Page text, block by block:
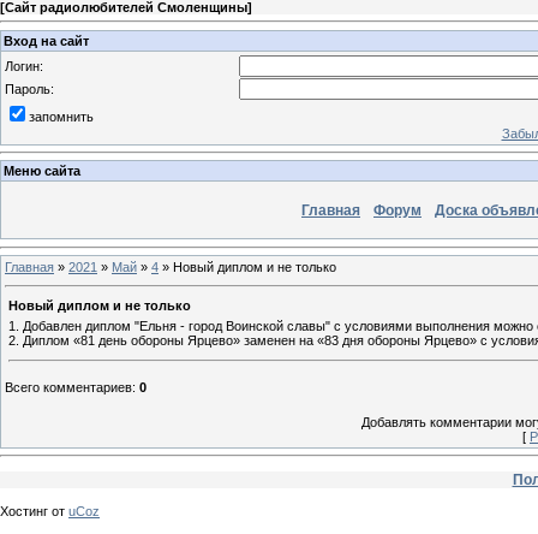
[Сайт радиолюбителей Смоленщины]
Вход на сайт
Логин:
Пароль:
запомнить
Меню сайта
Главная Форум Доска
Главная » 2021 » Май » 4 » Новый диплом и не только
Новый диплом и не только
1. Добавлен диплом "Ельня - город Воинской славы" с условиями выполнения
2. Диплом «81 день обороны Ярцево» заменен на «83 дня обороны Ярцево» с
Всего комментариев: 0
Добавлять комментарии
[
Хостинг от uCoz